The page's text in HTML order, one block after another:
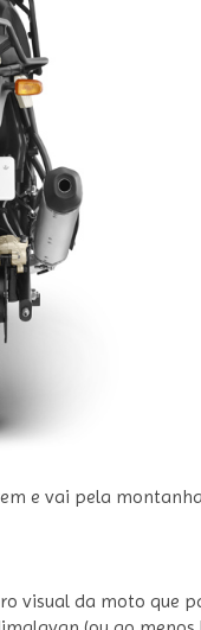
e vai pela
visual da moto que